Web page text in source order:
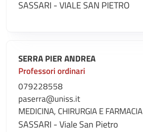
SASSARI - VIALE SAN PIETRO
SERRA PIER ANDREA
Professori ordinari
079228558
paserra@uniss.it
MEDICINA, CHIRURGIA E FARMACIA
SASSARI - Viale San Pietro